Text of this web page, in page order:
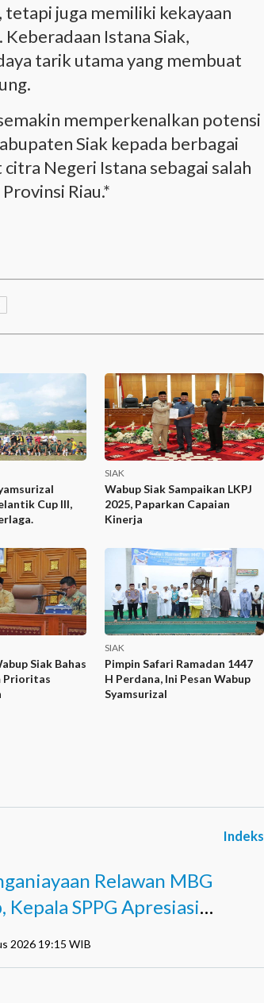
juga memiliki kekayaan
Istana Siak,
tarik utama yang membuat
memperkenalkan potensi
Siak kepada berbagai
Negeri Istana sebagai salah
Riau.*
Cup III,
SIAK
Wabup Siak Sampaikan LKPJ
2025, Paparkan Capaian
Kinerja
Siak Bahas
Prioritas
SIAK
Pimpin Safari Ramadan 1447
H Perdana, Ini Pesan Wabup
Syamsurizal
Indeks
Relawan MBG
Kepala SPPG Apresiasi
2026 19:15 WIB